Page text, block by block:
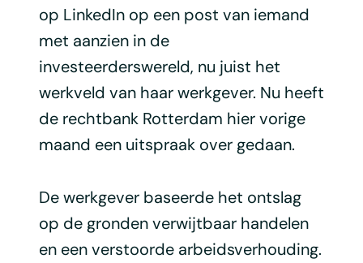
op LinkedIn op een post van iemand
met aanzien in de
investeerderswereld, nu juist het
werkveld van haar werkgever. Nu heeft
de rechtbank Rotterdam hier vorige
maand een uitspraak over gedaan.
De werkgever baseerde het ontslag
op de gronden verwijtbaar handelen
en een verstoorde arbeidsverhouding.